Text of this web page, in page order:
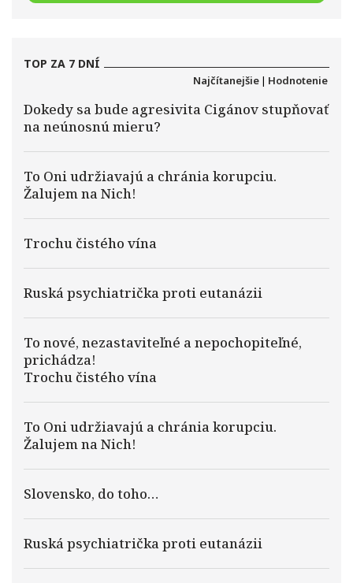
TOP ZA 7 DNÍ
Najčítanejšie | Hodnotenie
Dokedy sa bude agresivita Cigánov stupňovať
na neúnosnú mieru?
To Oni udržiavajú a chránia korupciu.
Žalujem na Nich!
Trochu čistého vína
Ruská psychiatrička proti eutanázii
To nové, nezastaviteľné a nepochopiteľné,
prichádza!
Trochu čistého vína
To Oni udržiavajú a chránia korupciu.
Žalujem na Nich!
Slovensko, do toho…
Ruská psychiatrička proti eutanázii